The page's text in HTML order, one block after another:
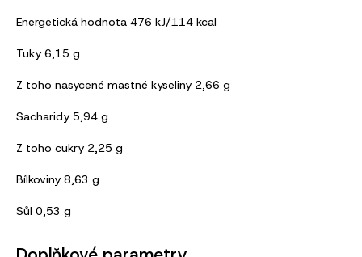
Energetická hodnota 476 kJ/114 kcal
Tuky 6,15 g
Z toho nasycené mastné kyseliny 2,66 g
Sacharidy 5,94 g
Z toho cukry 2,25 g
Bílkoviny 8,63 g
Sůl 0,53 g